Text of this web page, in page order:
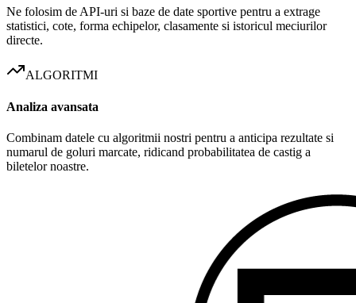
Ne folosim de API-uri si baze de date sportive pentru a extrage
statistici, cote, forma echipelor, clasamente si istoricul meciurilor
directe.
ALGORITMI
Analiza avansata
Combinam datele cu algoritmii nostri pentru a anticipa rezultate si
numarul de goluri marcate, ridicand probabilitatea de castig a
biletelor noastre.